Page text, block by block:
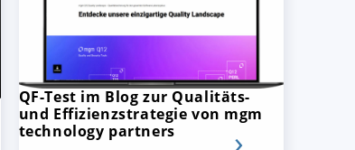
QF-Test im Blog zur Qualitäts-
und Effizienzstrategie von mgm
technology partners